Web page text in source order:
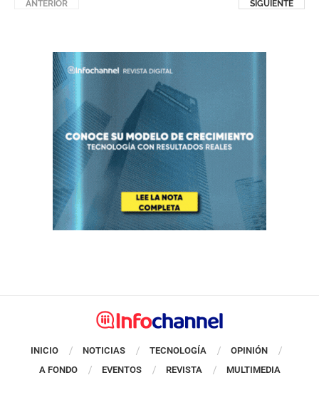
ANTERIOR SIGUIENTE
INICIO NOTICIAS TECNOLOGÍA
OPINIÓN
A FONDO
EVENTOS REVISTA MULTIMEDIA